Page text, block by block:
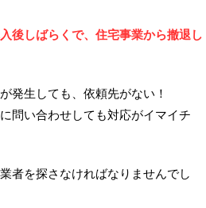
後しばらくで、住宅事業から撤退し
発生しても、依頼先がない！
問い合わせしても対応がイマイチ
者を探さなければなりませんでし